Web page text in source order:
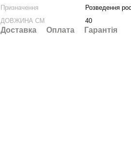
Призначення
Розведення
ДОВЖИНА СМ
40
Доставка Оплата Гарантія